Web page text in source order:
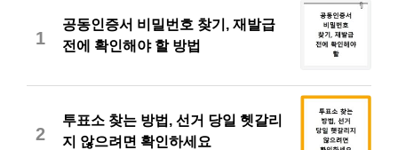
1
공동인증서 비밀번호 찾기, 재발급
전에 확인해야 할 방법
2
투표소 찾는 방법, 선거 당일 헷갈리
지 않으려면 확인하세요